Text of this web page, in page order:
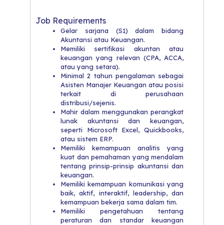
Job Requirements
Gelar sarjana (S1) dalam bidang
Akuntansi atau Keuangan.​
Memiliki sertifikasi akuntan atau
keuangan yang relevan (CPA, ACCA,
atau yang setara).
​Minimal 2 tahun pengalaman sebagai
Asisten Manajer Keuangan atau posisi
terkait di perusahaan
distribusi/sejenis.
​Mahir dalam menggunakan perangkat
lunak akuntansi dan keuangan,
seperti Microsoft Excel, Quickbooks,
atau sistem ERP.
​Memiliki kemampuan analitis yang
kuat dan pemahaman yang mendalam
tentang prinsip-prinsip akuntansi dan
keuangan.
​Memiliki kemampuan komunikasi yang
baik, aktif, interaktif, leadership, dan
kemampuan bekerja sama dalam tim.
​Memiliki pengetahuan tentang
peraturan dan standar keuangan